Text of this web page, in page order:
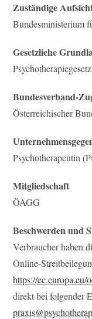
Zuständige
Bundesministerium
Gesetzliche
Bundesverband-
Österreichischer
Psychotherapeutin
Mitgliedschaft
ÖAGG
Beschwerden und
Verbraucher haben
Online-
https://ec.europa.eu/
direkt bei folgender